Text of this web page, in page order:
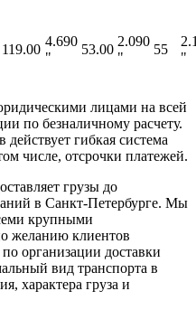
119.00
4.690
"
53.00
2.090
"
55
"
лицами на всей
по безналичному расчету.
гибкая система
числе, отсрочки платежей.
грузы до
в Санкт-Петербурге. Мы
крупными
желанию клиентов
организации доставки
вид транспорта в
характера груза и